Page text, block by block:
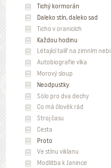
Tichý kormorán
Daleko stín, daleko sad
Ticho v oranicích
Každou hodinu
Létající talíř na zimním nebi
Autobiografie vlka
Morový sloup
Neodpustky
Sólo pro dva dechy
Co má člověk rád
Stroj času
Cesta
Proto
Ve stínu viklanu
Modlitba k Janince